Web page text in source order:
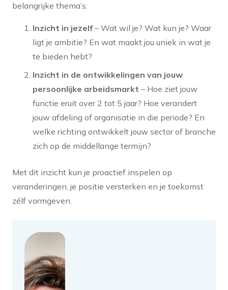
belangrijke thema’s:
Inzicht in jezelf– Wat wil je? Wat kun je? Waar
ligt je ambitie? En wat maakt jou uniek in wat je
te bieden hebt?
Inzicht in de ontwikkelingen van jouw
persoonlijke arbeidsmarkt – Hoe ziet jouw
functie eruit over 2 tot 5 jaar? Hoe verandert
jouw afdeling of organisatie in die periode? En
welke richting ontwikkelt jouw sector of branche
zich op de middellange termijn?
Met dit inzicht kun je proactief inspelen op
veranderingen, je positie versterken en je toekomst
zélf vormgeven.